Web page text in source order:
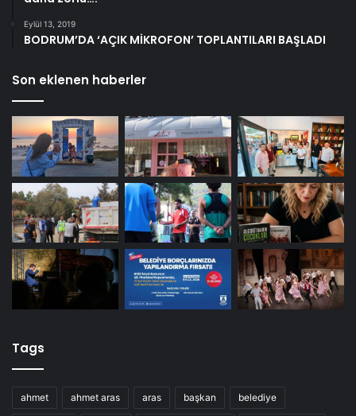
Eylül 13, 2019
BODRUM’DA ‘AÇIK MİKROFON’ TOPLANTILARI BAŞLADI
Son eklenen haberler
Tags
ahmet ahmet aras aras başkan belediye